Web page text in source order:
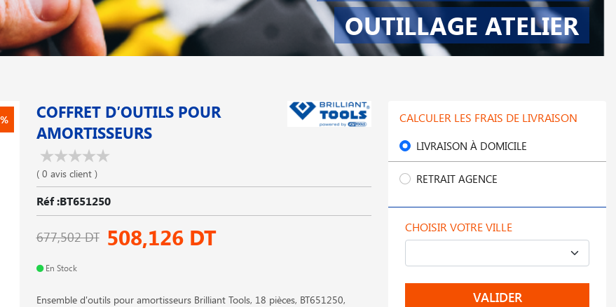
OUTILLAGE ATELIER
COFFRET D′OUTILS POUR
AMORTISSEURS
( 0 avis client )
Réf :BT651250
677,502 DT 508,126 DT
En Stock
Ensemble d'outils pour amortisseurs Brilliant Tools, 18 pièces, BT651250,
CALCULER LES FRAIS DE LIVRAISON
LIVRAISON À DOMICILE
RETRAIT AGENCE
CHOISIR VOTRE VILLE
VALIDER